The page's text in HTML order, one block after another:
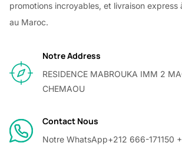
promotions incroyables, et livraison express
au Maroc.
Notre Address
RESIDENCE MABROUKA IMM 2
CHEMAOU
Contact Nous
Notre WhatsApp+212 666-171150